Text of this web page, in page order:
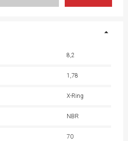
8,2
1,78
X-Ring
NBR
70